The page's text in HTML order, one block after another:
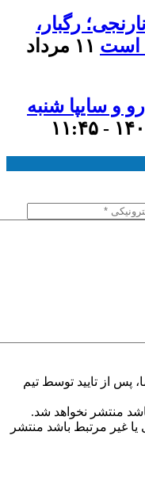
رگبار،
است
۱۱ مرداد
و سایپا شنبه
پس از تایید توسط تیم
منتشر نخواهد شد.
یا غیر مرتبط باشد منتشر